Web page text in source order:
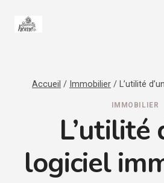
Accueil / Immobilier / L’utilité
IMMOBILIER
L’utilité
logiciel